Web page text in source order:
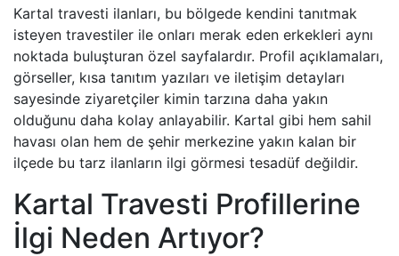
Kartal travesti ilanları, bu bölgede kendini tanıtmak
isteyen travestiler ile onları merak eden erkekleri aynı
noktada buluşturan özel sayfalardır. Profil açıklamaları,
görseller, kısa tanıtım yazıları ve iletişim detayları
sayesinde ziyaretçiler kimin tarzına daha yakın
olduğunu daha kolay anlayabilir. Kartal gibi hem sahil
havası olan hem de şehir merkezine yakın kalan bir
ilçede bu tarz ilanların ilgi görmesi tesadüf değildir.
Kartal Travesti Profillerine
İlgi Neden Artıyor?